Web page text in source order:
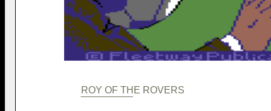
                  ROY OF THE ROVERS